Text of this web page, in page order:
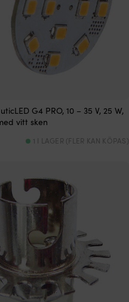
G4 PRO, 10 – 35 V, 25 W,
vitt sken
1 I LAGER (FLER KAN KÖPAS)